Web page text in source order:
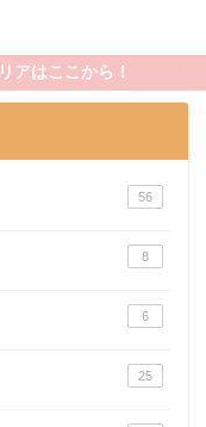
アはここから！
56
8
6
25